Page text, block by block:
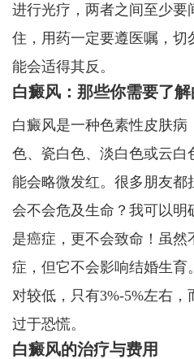
进行光疗，两者之间至少要
住，用药一定要遵医嘱，切
能会适得其反。
白癜风：那些你需要了
白癜风是一种色素性皮肤病
色、瓷白色、淡白色或云白
能会略微发红。很多朋友都
会不会危及生命？我可以明
是癌症，更不会致命！虽
症，但它不会影响结婚生育
对较低，只有3%-5%左右
过于恐慌。
白癜风的治疗与费用